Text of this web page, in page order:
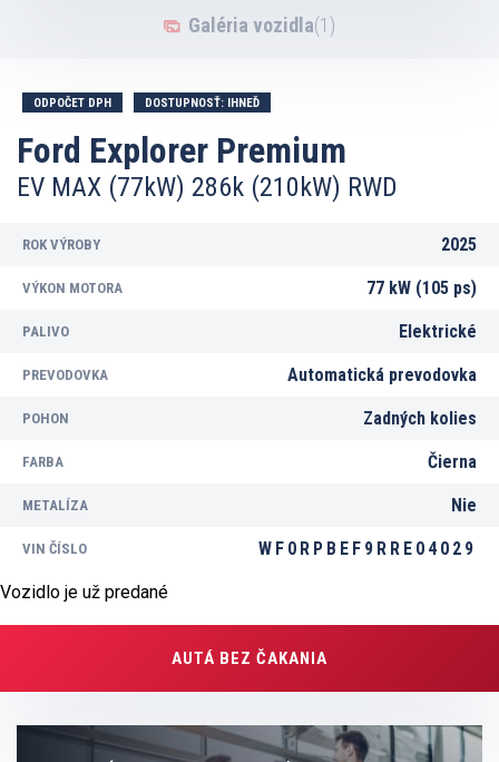
Galéria vozidla(1)
ODPOČET DPH DOSTUPNOSŤ: IHNEĎ
Ford Explorer Premium
EV MAX (77kW) 286k (210kW) RWD
ROK VÝROBY 2025
VÝKON MOTORA 77 kW (105 ps)
PALIVO Elektrické
PREVODOVKA Automatická prevodovka
POHON Zadných kolies
FARBA Čierna
METALÍZA Nie
VIN ČÍSLO WF0RPBEF9RRE04029
Vozidlo je už predané
AUTÁ BEZ ČAKANIA